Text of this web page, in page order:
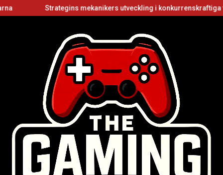
Strategins mekanikers utveckling i konkurrenskraftiga